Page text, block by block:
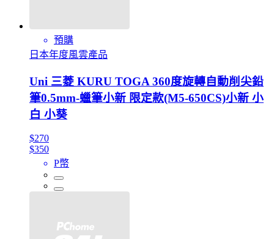
預購
日本年度風雲產品
Uni 三菱 KURU TOGA 360度旋轉自動削尖鉛
筆0.5mm-蠟筆小新 限定款(M5-650CS)小新 小
白 小葵
$270
$350
P幣